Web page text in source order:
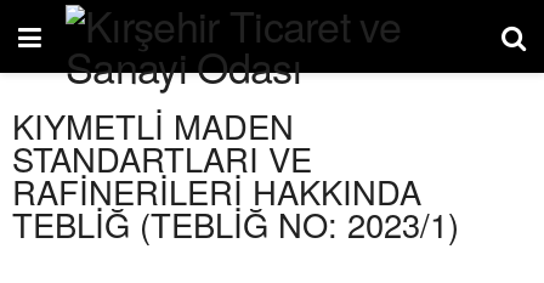
KIYMETLİ MADEN
STANDARTLARI VE
RAFİNERİLERİ HAKKINDA
TEBLİĞ (TEBLİĞ NO: 2023/1)